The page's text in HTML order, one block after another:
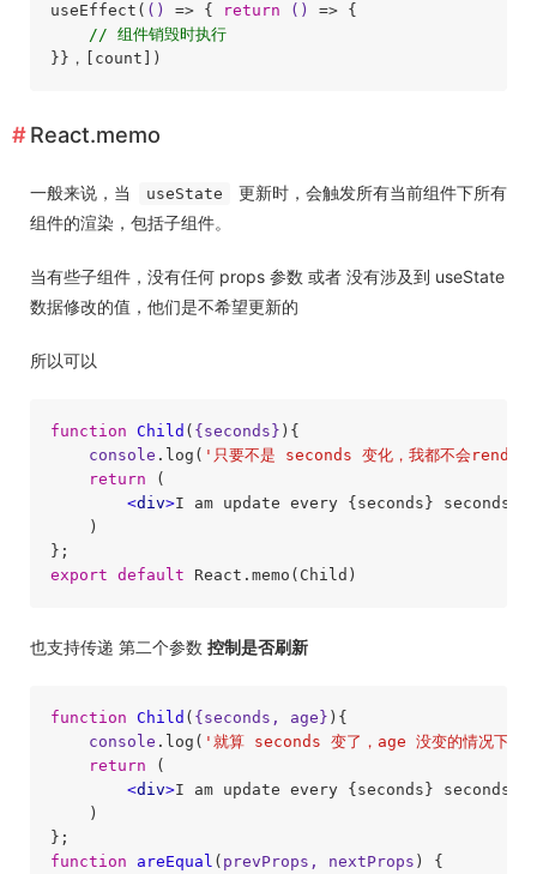
useEffect( () => { return () => {
// 组件销毁时执行
React.memo
一般来说，当 useState
更新时，会触发所有当前组件下所有
组件的渲染，包括子组件。
当有些子组件，没有任何 props 参数 或者 没有涉及到 useState
数据修改的值，他们是不希望更新的
所以可以
function Child ( {seconds} ) {
console .log( '只要不是 seconds 变化，我都不会render'
return (
<div>I am update every {seconds} seconds
    )
export default
也支持传递 第二个参数 控制是否刷新
function Child ( {seconds, age} ) {
console .log( '就算 seconds 变了，age 没变的情况下，
return (
<div>I am update every {seconds} seconds
    )
function
areEqual ( prevProps, nextProps ) {